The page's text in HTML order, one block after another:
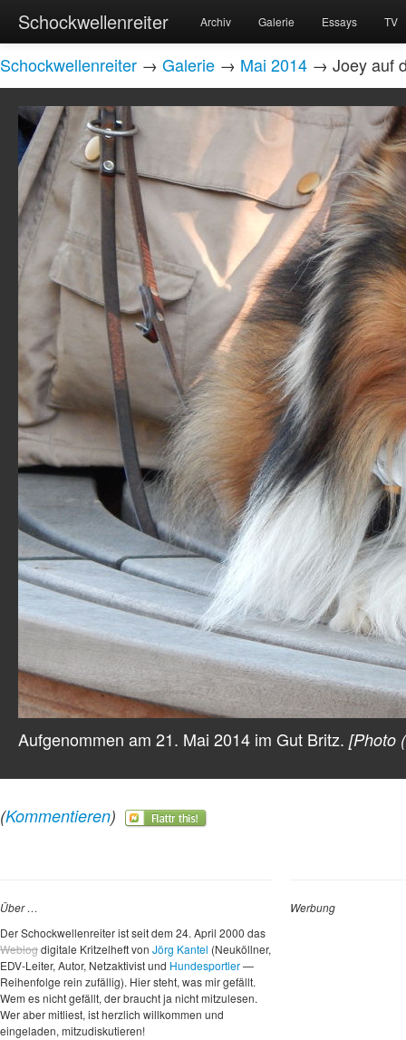
Schockwellenreiter Archiv Galerie Essays TV
Schockwellenreiter → Galerie → Mai 2014 → Joey auf
Aufgenommen am 21. Mai 2014 im Gut Britz. [Photo (
(Kommentieren)
Über …
Der Schockwellenreiter ist seit dem 24. April 2000 das
Weblogdigitale Kritzelheft von Jörg Kantel (Neuköllner,
EDV-Leiter, Autor, Netzaktivist und Hundesportler—
Reihenfolge rein zufällig). Hier steht, was mir gefällt.
Wem es nicht gefällt, der braucht ja nicht mitzulesen.
Wer aber mitliest, ist herzlich willkommen und
eingeladen, mitzudiskutieren!
Werbung